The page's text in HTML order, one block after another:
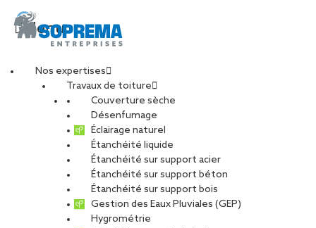
Menu
Nos expertises
Travaux de toiture
Couverture sèche
Désenfumage
Éclairage naturel
Étanchéité liquide
Étanchéité sur support acier
Étanchéité sur support béton
Étanchéité sur support bois
Gestion des Eaux Pluviales (GEP)
Hygrométrie
20241113_092044
PARTAGER
19 novembre 2025